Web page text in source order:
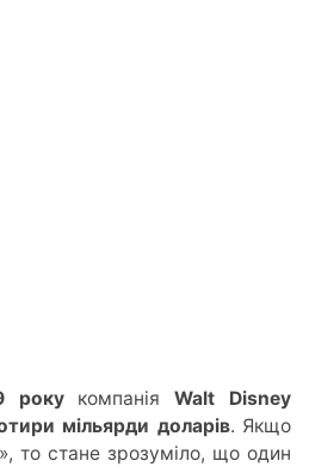
рокукомпаніяWalt Disney
мільярди доларів. Якщо
то стане зрозуміло, що один